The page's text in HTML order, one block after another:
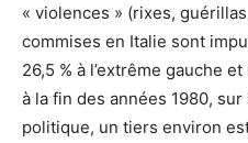
« violences » (rixes,
commises en Italie sont
26,5 % à l’extrême gauche et
à la fin des années 1980,
politique, un tiers environ